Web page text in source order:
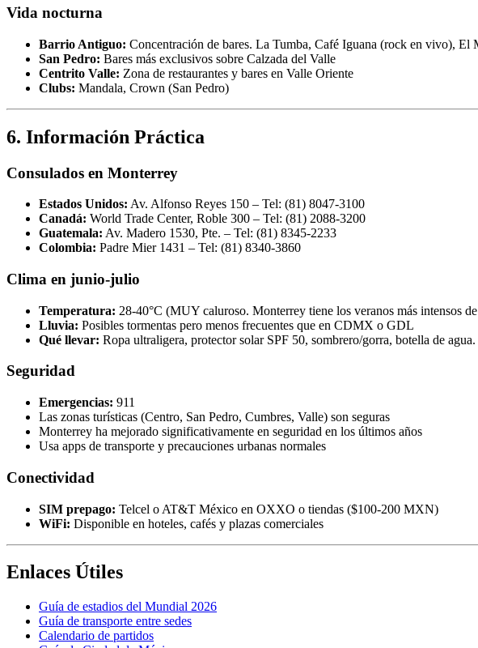
Vida nocturna
Barrio Antiguo: Concentración de bares. La Tumba, Café Iguana (rock en vivo), El
San Pedro: Bares más exclusivos sobre Calzada del Valle
Centrito Valle: Zona de restaurantes y bares en Valle Oriente
Clubs: Mandala, Crown (San Pedro)
6. Información Práctica
Consulados en Monterrey
Estados Unidos: Av. Alfonso Reyes 150 – Tel: (81) 8047-3100
Canadá: World Trade Center, Roble 300 – Tel: (81) 2088-3200
Guatemala: Av. Madero 1530, Pte. – Tel: (81) 8345-2233
Colombia: Padre Mier 1431 – Tel: (81) 8340-3860
Clima en junio-julio
Temperatura: 28-40°C (MUY caluroso. Monterrey tiene los veranos más intensos
Lluvia: Posibles tormentas pero menos frecuentes que en CDMX o GDL
Qué llevar: Ropa ultraligera, protector solar SPF 50, sombrero/gorra, botella de
Seguridad
Emergencias: 911
Las zonas turísticas (Centro, San Pedro, Cumbres, Valle) son seguras
Monterrey ha mejorado significativamente en seguridad en los últimos años
Usa apps de transporte y precauciones urbanas normales
Conectividad
SIM prepago: Telcel o AT&T México en OXXO o tiendas ($100-200 MXN)
WiFi: Disponible en hoteles, cafés y plazas comerciales
Enlaces Útiles
Guía de estadios del Mundial 2026
Guía de transporte entre sedes
Calendario de partidos